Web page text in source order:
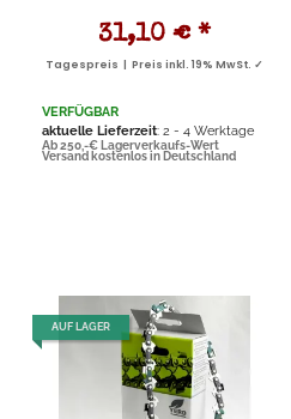
31,10 € *
Tagespreis | Preis inkl. 19% MwSt. ✓
VERFÜGBAR
aktuelle Lieferzeit: 2 - 4 Werktage
Ab 250,-€ Lagerverkaufs-Wert
Versand kostenlos in Deutschland
AUF LAGER